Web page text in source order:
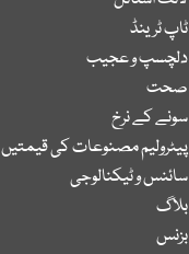
ٹاپ ٹرینڈ
دلچسپ و عجیب
صحت
سونے کے نرخ
پیٹرولیم مصنوعات کی قیمتیں
سائنس و ٹیکنالوجی
بلاگ
بزنس